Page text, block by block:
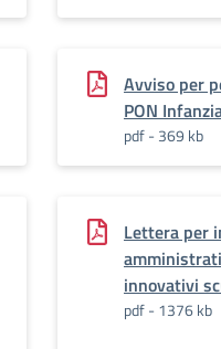
Avviso per
PON
pdf - 369 kb
Lettera per
innovativi
pdf - 1376 kb